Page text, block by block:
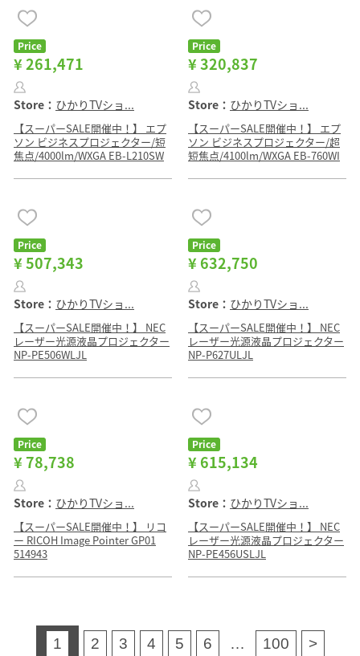
Price
¥ 261,471
Store： ひかりTVショ...
【スーパーSALE開催中！】 エプ
ソン ビジネスプロジェクター/短
焦点/4000lm/WXGA EB-L210SW
Price
¥ 320,837
Store： ひかりTVショ...
【スーパーSALE開催中！】 エプ
ソン ビジネスプロジェクター/超
短焦点/4100lm/WXGA EB-760WI
Price
¥ 507,343
Store： ひかりTVショ...
【スーパーSALE開催中！】 NEC
レーザー光源液晶プロジェクター
NP-PE506WLJL
Price
¥ 632,750
Store： ひかりTVショ...
【スーパーSALE開催中！】 NEC
レーザー光源液晶プロジェクター
NP-P627ULJL
Price
¥ 78,738
Store： ひかりTVショ...
【スーパーSALE開催中！】 リコ
ー RICOH Image Pointer GP01
514943
Price
¥ 615,134
Store： ひかりTVショ...
【スーパーSALE開催中！】 NEC
レーザー光源液晶プロジェクター
NP-PE456USLJL
1 2 3 4 5 6 … 100 >